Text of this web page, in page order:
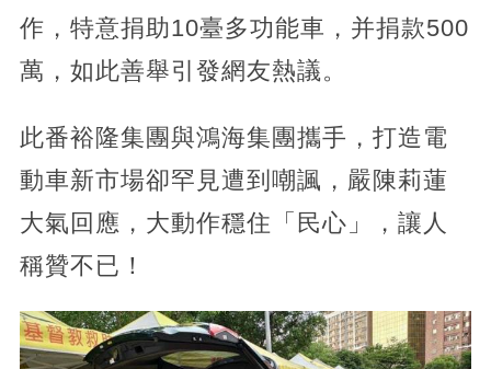
作，特意捐助10臺多功能車，并捐款500
萬，如此善舉引發網友熱議。
此番裕隆集團與鴻海集團攜手，打造電
動車新市場卻罕見遭到嘲諷，嚴陳莉蓮
大氣回應，大動作穩住「民心」，讓人
稱贊不已！